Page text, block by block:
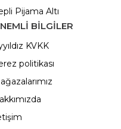
Pijama Altı
BILGILER
KVKK
politikası